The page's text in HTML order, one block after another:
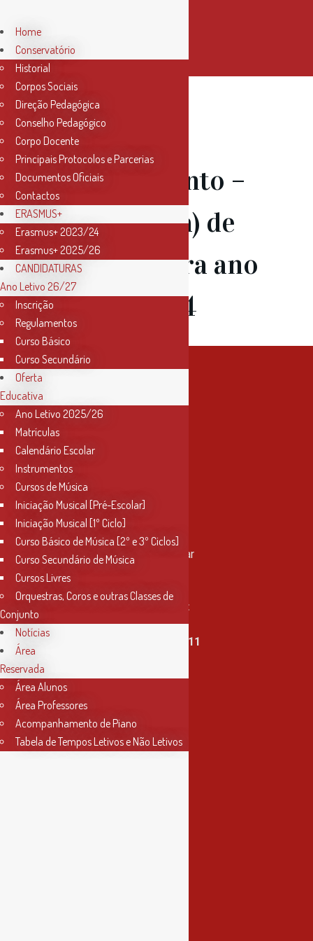
04 Set
Recrutamento –
Professor(a) de
Harpa – para ano
letivo 23/24
Contactos
Rua Miguel Bombarda, nº 4, 1º andar
2000-080 Santarém
info@conservatoriosantarem.pt
T. (+351) 915 335 478 / 913 890 411
Horário Secretaria
2ª, 3ª, 5ª e 6ª feira
das 9h às 17h30
4ª feira
Home
Conservatório
Historial
Corpos Sociais
Direção Pedagógica
Conselho Pedagógico
Corpo Docente
Principais Protocolos e Parcerias
Documentos Oficiais
Contactos
ERASMUS+
Erasmus+ 2023/24
Erasmus+ 2025/26
CANDIDATURAS
Ano Letivo 26/27
Inscrição
Regulamentos
Curso Básico
Curso Secundário
Oferta
Educativa
Ano Letivo 2025/26
Matrículas
Calendário Escolar
Instrumentos
Cursos de Música
Iniciação Musical [Pré-Escolar]
Iniciação Musical [1º Ciclo]
Curso Básico de Música [2º e 3º Ciclos]
Curso Secundário de Música
Cursos Livres
Orquestras, Coros e outras Classes de
Conjunto
Notícias
Área
Reservada
Área Alunos
Área Professores
Acompanhamento de Piano
Tabela de Tempos Letivos e Não Letivos